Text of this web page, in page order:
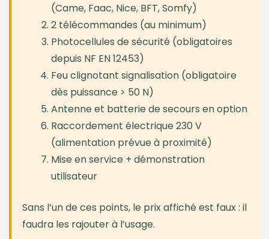
(Came, Faac, Nice, BFT, Somfy)
2 télécommandes (au minimum)
Photocellules de sécurité (obligatoires
depuis NF EN 12453)
Feu clignotant signalisation (obligatoire
dès puissance > 50 N)
Antenne et batterie de secours en option
Raccordement électrique 230 V
(alimentation prévue à proximité)
Mise en service + démonstration
utilisateur
Sans l’un de ces points, le prix affiché est faux : il
faudra les rajouter à l’usage.